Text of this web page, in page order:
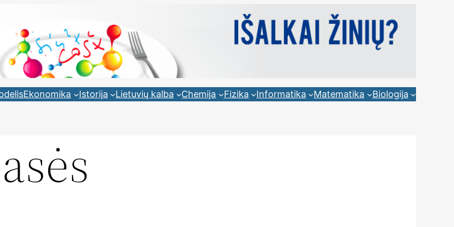
Ekonomika Istorija Lietuvių kalba Chemija Fizika Informatika Matematika Biologija